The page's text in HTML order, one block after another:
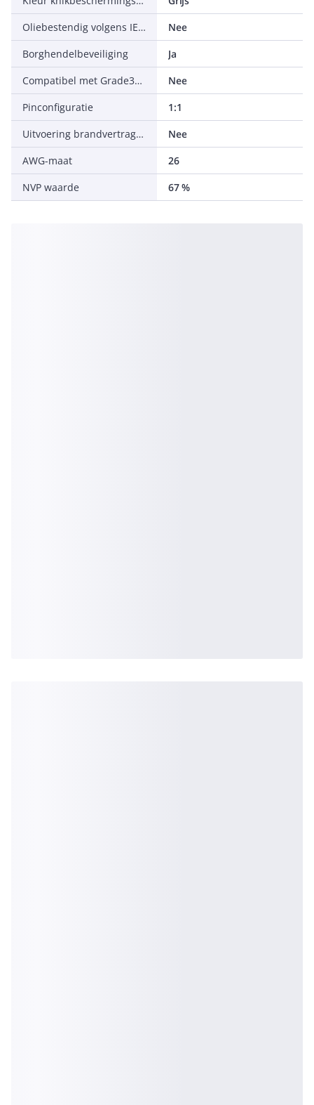
Oliebestendig volgens IEC 60811-404
Nee
Borghendelbeveiliging
Ja
Compatibel met Grade3TV volgens XP-C 90-483
Nee
Pinconfiguratie
1:1
Uitvoering brandvertragend
Nee
AWG-maat
26
NVP waarde
67 %